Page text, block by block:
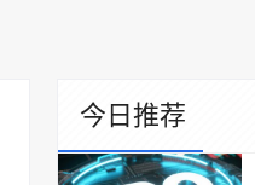
今日推荐